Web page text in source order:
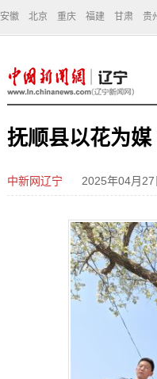
安徽 北京 重庆 福建 甘肃 贵
抚顺县以花为
中新网辽宁 2025年04月